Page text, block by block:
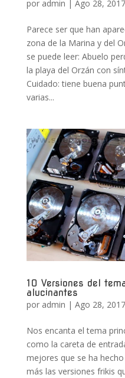
por admin Ago 28, 2017
Parece ser que han
zona de la Marina y del
se puede leer: Abuelo
la playa del Orzán con
Cuidado: tiene buena
varias...
10 Versiones del
alucinantes
por admin | Ago 28, 2017
Nos encanta el tema
como la careta de
mejores que se ha
más las versiones frikis